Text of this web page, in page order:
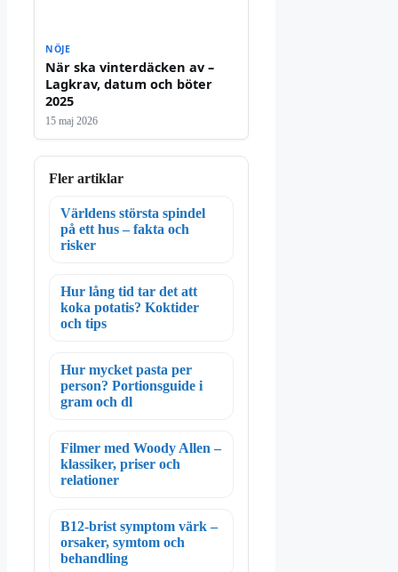
NÖJE
När ska vinterdäcken av –
Lagkrav, datum och böter
2025
15 maj 2026
Fler artiklar
Världens största spindel
på ett hus – fakta och
risker
Hur lång tid tar det att
koka potatis? Koktider
och tips
Hur mycket pasta per
person? Portionsguide i
gram och dl
Filmer med Woody Allen –
klassiker, priser och
relationer
B12-brist symptom värk –
orsaker, symtom och
behandling